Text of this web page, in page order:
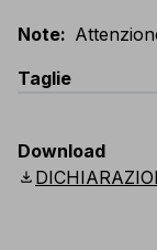
Note:
Taglie
UK: XS-5XL
Download
download